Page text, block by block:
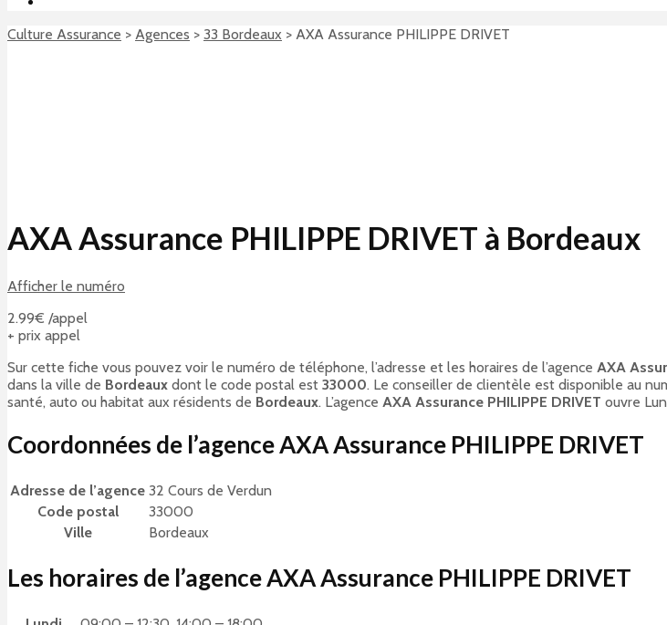
Culture Assurance > Agences > 33 Bordeaux > AXA Assurance PHILIPPE DRIVET
AXA Assurance PHILIPPE DRIVET à Bordeaux
Afficher le numéro
2.99€ /appel
+ prix appel
Sur cette fiche vous pouvez voir le numéro de téléphone, l’adresse et les horaires de l’agence AXA
dans la ville de Bordeaux dont le code postal est 33000. Le conseiller de clientèle est disponible au
santé, auto ou habitat aux résidents de Bordeaux. L’agence AXA Assurance PHILIPPE DRIVET ouvre
Coordonnées de l’agence AXA Assurance PHILIPPE DRIVET
Adresse de l’agence 32 Cours de Verdun
Code postal
33000
Ville
Bordeaux
Les horaires de l’agence AXA Assurance PHILIPPE DRIVET